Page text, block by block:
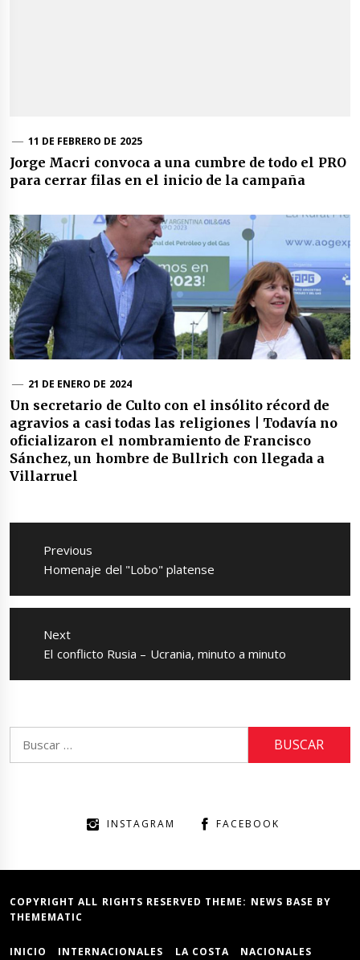
11 DE FEBRERO DE 2025
Jorge Macri convoca a una cumbre de todo el PRO
para cerrar filas en el inicio de la campaña
21 DE ENERO DE 2024
Un secretario de Culto con el insólito récord de
agravios a casi todas las religiones | Todavía no
oficializaron el nombramiento de Francisco
Sánchez, un hombre de Bullrich con llegada a
Villarruel
Navegación
entradas
Previous
Previous
Homenaje del "Lobo" platense
Next
Next
El conflicto Rusia – Ucrania, minuto a minuto
INSTAGRAM FACEBOOK
COPYRIGHT ALL RIGHTS RESERVED THEME: NEWS BASE BY
THEMEMATIC
INICIO INTERNACIONALES LA COSTA NACIONALES